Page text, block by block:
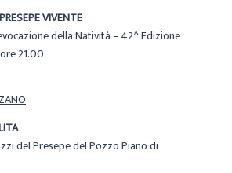
VIVENTE
della Natività – 42^ Edizione
21.00
del Presepe del Pozzo Piano di